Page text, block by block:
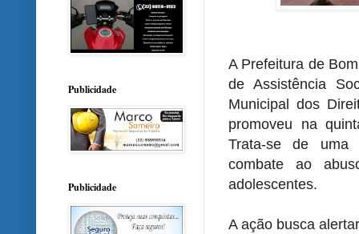
A Prefeitura de
de Assistência
Municipal dos
promoveu na
Trata-se de uma
combate ao
adolescentes.
A ação busca
Publicidade
Publicidade